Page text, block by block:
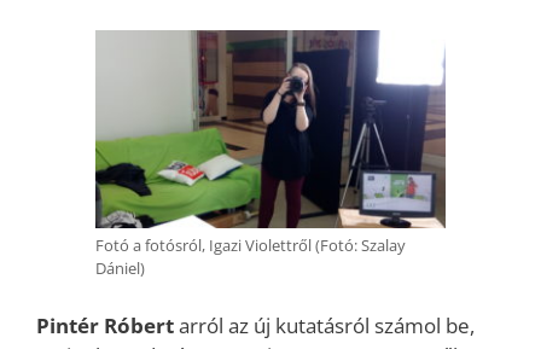
Fotó a fotósról, Igazi Violettről (Fotó: Szalay
Dániel)
Pintér Róbertarról az új kutatásról számol be,